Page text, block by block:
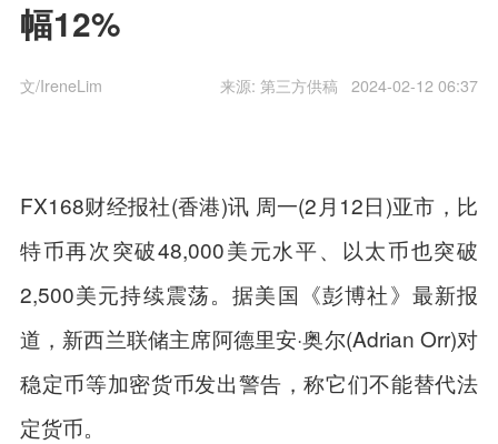
幅12%
文/IreneLim 2024-02-12 06:37
来源: 第三方供稿
FX168财经报社(香港)讯 周一(2月12日)亚市，比
特币再次突破48,000美元水平、以太币也突破
2,500美元持续震荡。据美国《彭博社》最新报
道，新西兰联储主席阿德里安·奥尔(Adrian Orr)对
稳定币等加密货币发出警告，称它们不能替代法
定货币。